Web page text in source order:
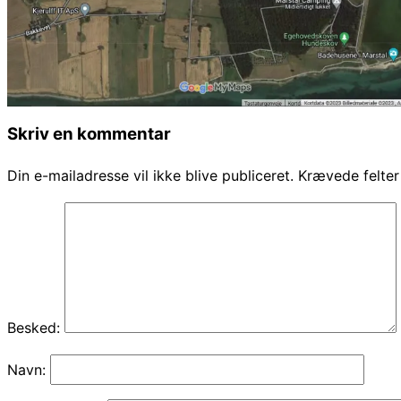
Skriv en kommentar
Din e-mailadresse vil ikke blive publiceret. Krævede
Besked:
Navn: